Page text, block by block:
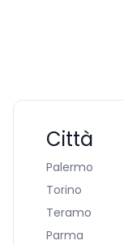
Città
Palermo
Torino
Teramo
Parma